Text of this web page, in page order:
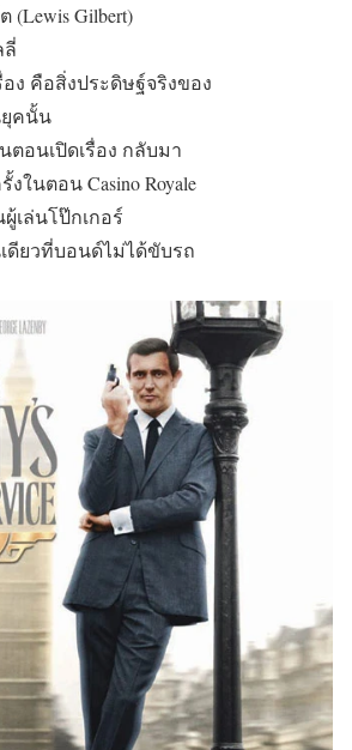
(Lewis Gilbert)
ลี่
อง คือสิ่งประดิษฐ์จริงของ
คนั้น
ตอนเปิดเรื่อง กลับมา
ในตอน Casino Royale
เล่นโป๊กเกอร์
ดียวที่บอนด์ไม่ได้ขับรถ